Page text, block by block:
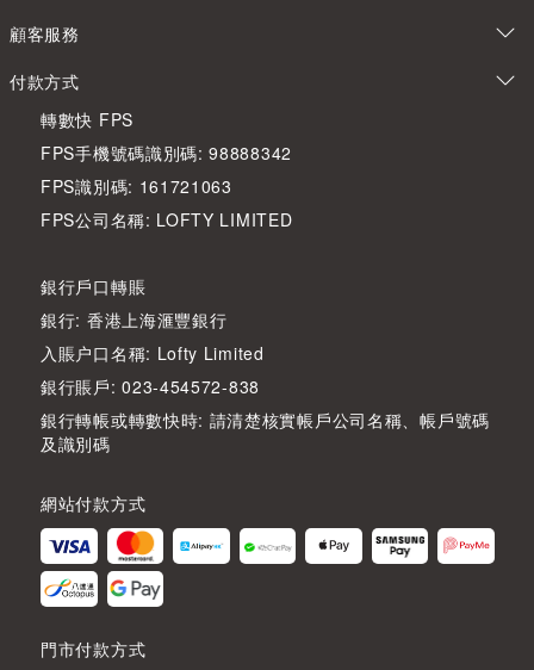
顧客服務
付款方式
轉數快 FPS
FPS手機號碼識別碼: 98888342
FPS識別碼: 161721063
FPS公司名稱: LOFTY LIMITED
銀行戶口轉賬
銀行: 香港上海滙豐銀行
入賬户口名稱: Lofty Limited
銀行賬戶: 023-454572-838
銀行轉帳或轉數快時: 請清楚核實帳戶公司名稱、帳戶號碼
及識別碼
網站付款方式
門市付款方式